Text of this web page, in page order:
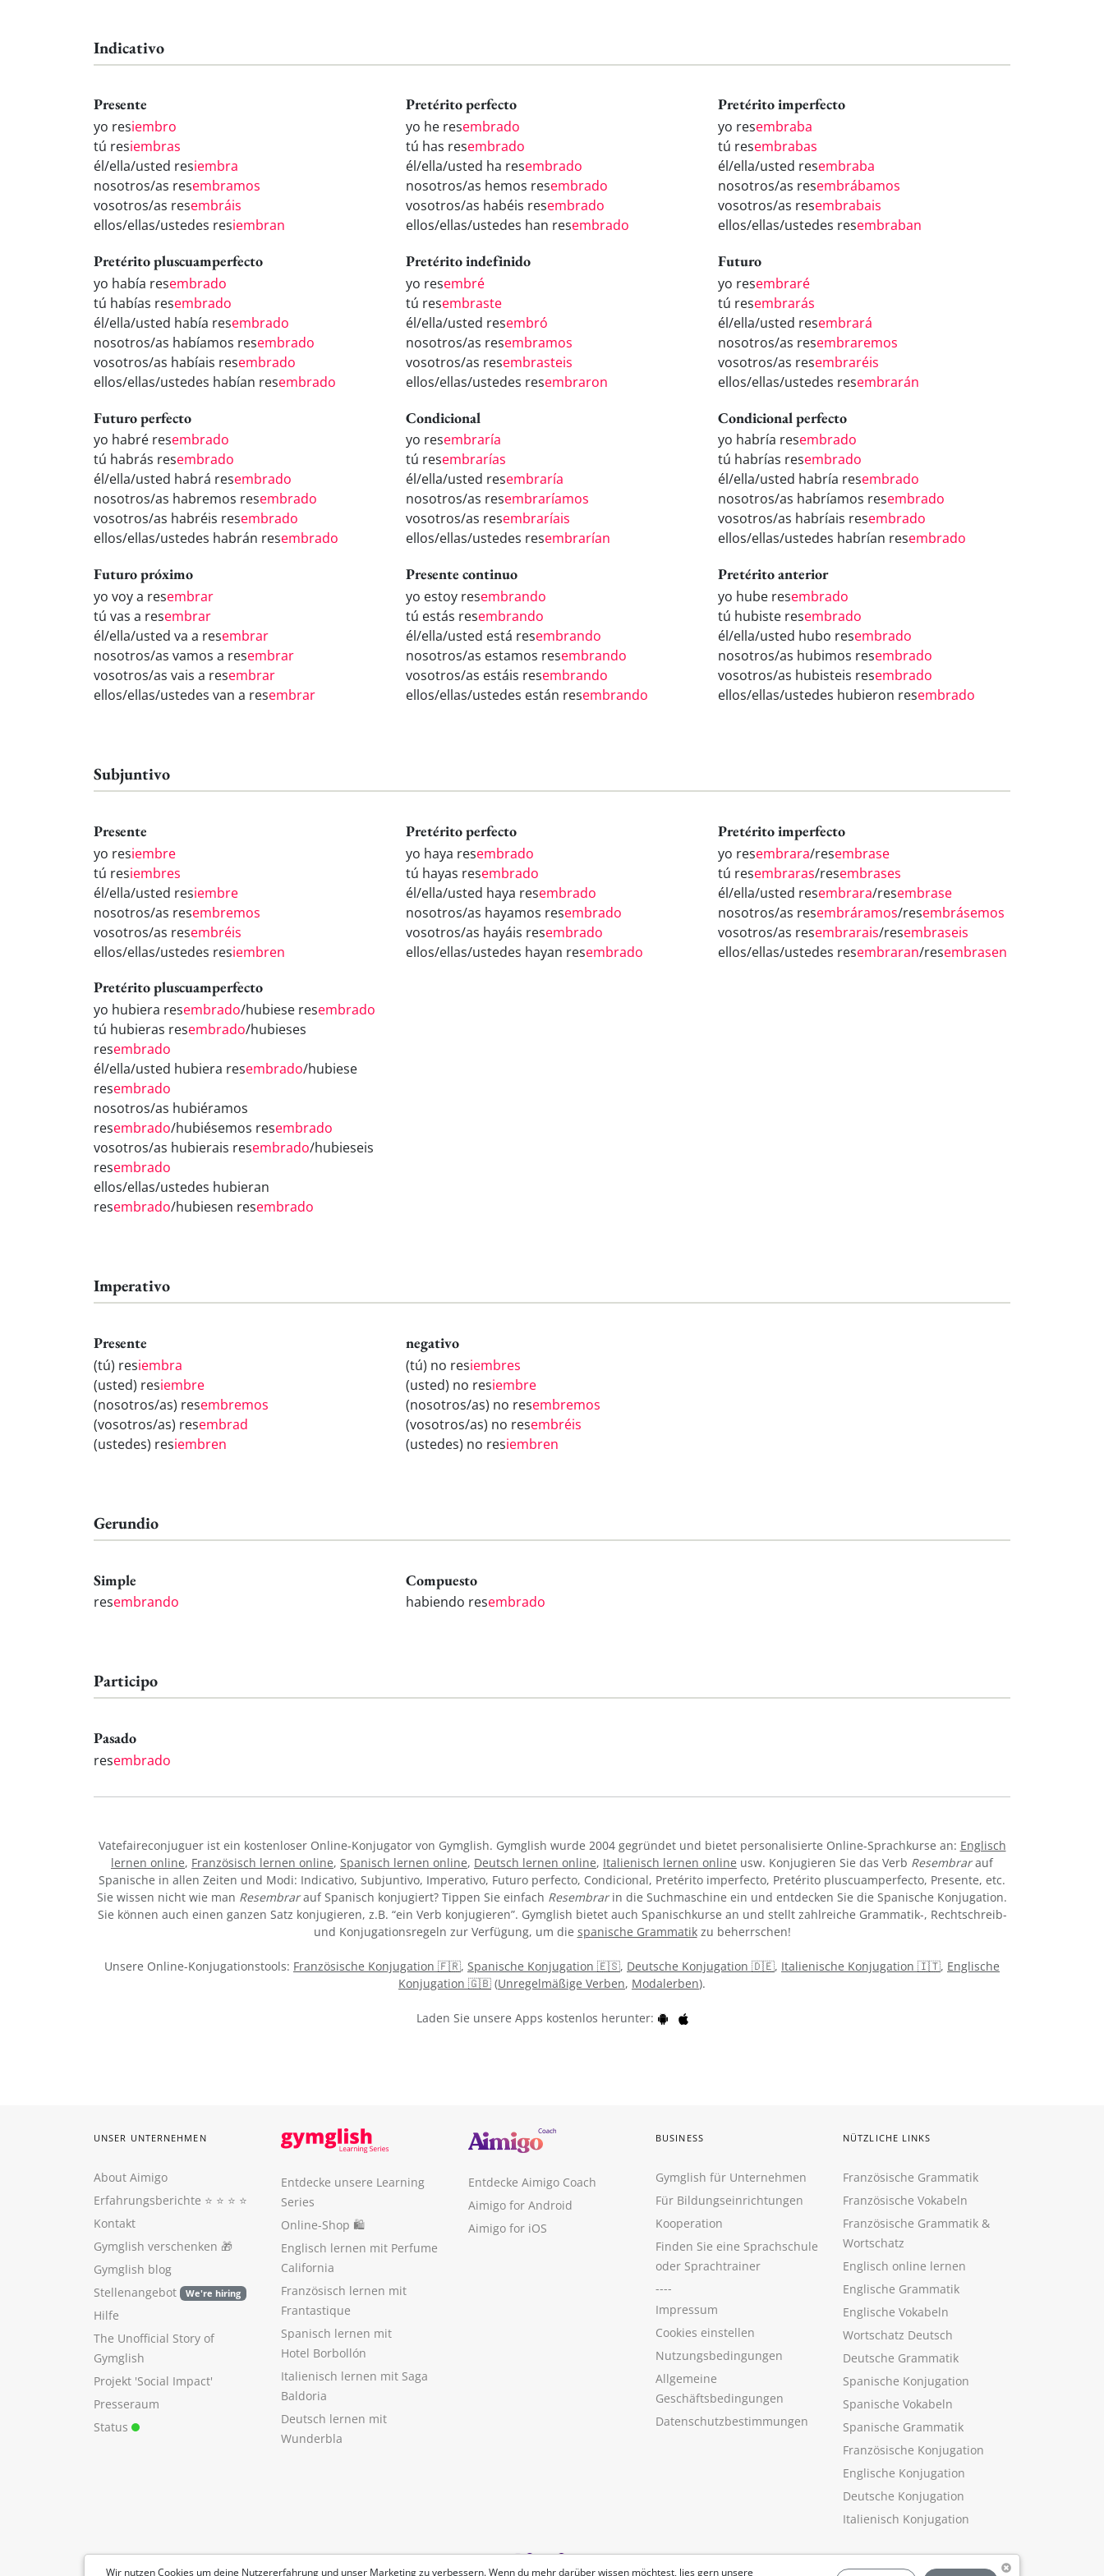
Indicativo
Presente
yo resiembro
tú resiembras
él/ella/usted resiembra
nosotros/as resembramos
vosotros/as resembráis
ellos/ellas/ustedes resiembran
Pretérito perfecto
yo he resembrado
tú has resembrado
él/ella/usted ha resembrado
nosotros/as hemos resembrado
vosotros/as habéis resembrado
ellos/ellas/ustedes han resembrado
Pretérito imperfecto
yo resembraba
tú resembrabas
él/ella/usted resembraba
nosotros/as resembrábamos
vosotros/as resembrabais
ellos/ellas/ustedes resembraban
Pretérito pluscuamperfecto
yo había resembrado
tú habías resembrado
él/ella/usted había resembrado
nosotros/as habíamos resembrado
vosotros/as habíais resembrado
ellos/ellas/ustedes habían resembrado
Pretérito indefinido
yo resembré
tú resembraste
él/ella/usted resembró
nosotros/as resembramos
vosotros/as resembrasteis
ellos/ellas/ustedes resembraron
Futuro
yo resembraré
tú resembrarás
él/ella/usted resembrará
nosotros/as resembraremos
vosotros/as resembraréis
ellos/ellas/ustedes resembrarán
Futuro perfecto
yo habré resembrado
tú habrás resembrado
él/ella/usted habrá resembrado
nosotros/as habremos resembrado
vosotros/as habréis resembrado
ellos/ellas/ustedes habrán resembrado
Condicional
yo resembraría
tú resembrarías
él/ella/usted resembraría
nosotros/as resembraríamos
vosotros/as resembraríais
ellos/ellas/ustedes resembrarían
Condicional perfecto
yo habría resembrado
tú habrías resembrado
él/ella/usted habría resembrado
nosotros/as habríamos resembrado
vosotros/as habríais resembrado
ellos/ellas/ustedes habrían resembrado
Futuro próximo
yo voy a resembrar
tú vas a resembrar
él/ella/usted va a resembrar
nosotros/as vamos a resembrar
vosotros/as vais a resembrar
ellos/ellas/ustedes van a resembrar
Presente continuo
yo estoy resembrando
tú estás resembrando
él/ella/usted está resembrando
nosotros/as estamos resembrando
vosotros/as estáis resembrando
ellos/ellas/ustedes están resembrando
Pretérito anterior
yo hube resembrado
tú hubiste resembrado
él/ella/usted hubo resembrado
nosotros/as hubimos resembrado
vosotros/as hubisteis resembrado
ellos/ellas/ustedes hubieron resembrado
Subjuntivo
Presente
yo resiembre
tú resiembres
él/ella/usted resiembre
nosotros/as resembremos
vosotros/as resembréis
ellos/ellas/ustedes resiembren
Pretérito perfecto
yo haya resembrado
tú hayas resembrado
él/ella/usted haya resembrado
nosotros/as hayamos resembrado
vosotros/as hayáis resembrado
ellos/ellas/ustedes hayan resembrado
Pretérito imperfecto
yo resembrara/resembrase
tú resembraras/resembrases
él/ella/usted resembrara/resembrase
nosotros/as resembráramos/resembrásemos
vosotros/as resembrarais/resembraseis
ellos/ellas/ustedes resembraran/resembrasen
Pretérito pluscuamperfecto
yo hubiera resembrado/hubiese resembrado
tú hubieras resembrado/hubieses
resembrado
él/ella/usted hubiera resembrado/hubiese
resembrado
nosotros/as hubiéramos
resembrado/hubiésemos resembrado
vosotros/as hubierais resembrado/hubieseis
resembrado
ellos/ellas/ustedes hubieran
resembrado/hubiesen resembrado
Imperativo
Presente
(tú) resiembra
(usted) resiembre
(nosotros/as) resembremos
(vosotros/as) resembrad
(ustedes) resiembren
negativo
(tú) no resiembres
(usted) no resiembre
(nosotros/as) no resembremos
(vosotros/as) no resembréis
(ustedes) no resiembren
Gerundio
Simple
resembrando
Compuesto
habiendo resembrado
Participo
Pasado
resembrado
Vatefaireconjuguer ist ein kostenloser Online-Konjugator von Gymglish. Gymglish wurde 2004 gegründet und bietet personalisierte Online-Sprachkurse an: Englisch
lernen online, Französisch lernen online, Spanisch lernen online, Deutsch lernen online, Italienisch lernen online usw. Konjugieren Sie das Verb Resembrarauf
Spanische in allen Zeiten und Modi: Indicativo, Subjuntivo, Imperativo, Futuro perfecto, Condicional, Pretérito imperfecto, Pretérito pluscuamperfecto, Presente, etc.
Sie wissen nicht wie man Resembrarauf Spanisch konjugiert? Tippen Sie einfach Resembrarin die Suchmaschine ein und entdecken Sie die Spanische Konjugation.
Sie können auch einen ganzen Satz konjugieren, z.B. “ein Verb konjugieren”. Gymglish bietet auch Spanischkurse an und stellt zahlreiche Grammatik-, Rechtschreib-
und Konjugationsregeln zur Verfügung, um die spanische Grammatikzu beherrschen!
Unsere Online-Konjugationstools: Französische Konjugation 🇫🇷, Spanische Konjugation 🇪🇸, Deutsche Konjugation 🇩🇪, Italienische Konjugation 🇮🇹, Englische
Konjugation 🇬🇧 (Unregelmäßige Verben, Modalerben).
Laden Sie unsere Apps kostenlos herunter:
Wir nutzen Cookies um deine Nutzererfahrung und unser Marketing zu verbessern. Wenn du mehr darüber wissen möchtest, lies gern unsere
UNSER UNTERNEHMEN
About Aimigo
Erfahrungsberichte ⭐️ ⭐️ ⭐️ ⭐️
Kontakt
Gymglish verschenken 🎁
Gymglish blog
Stellenangebot
We're hiring
Hilfe
The Unofficial Story of
Gymglish
Projekt 'Social Impact'
Presseraum
Status
Entdecke unsere Learning
Series
Online-Shop 🛍
Englisch lernen mit Perfume
California
Französisch lernen mit
Frantastique
Spanisch lernen mit
Hotel Borbollón
Italienisch lernen mit Saga
Baldoria
Deutsch lernen mit
Wunderbla
Entdecke Aimigo Coach
Aimigo for Android
Aimigo for iOS
BUSINESS
Gymglish für Unternehmen
Für Bildungseinrichtungen
Kooperation
Finden Sie eine Sprachschule
oder Sprachtrainer
----
Impressum
Cookies einstellen
Nutzungsbedingungen
Allgemeine
Geschäftsbedingungen
Datenschutzbestimmungen
NÜTZLICHE LINKS
Französische Grammatik
Französische Vokabeln
Französische Grammatik &
Wortschatz
Englisch online lernen
Englische Grammatik
Englische Vokabeln
Wortschatz Deutsch
Deutsche Grammatik
Spanische Konjugation
Spanische Vokabeln
Spanische Grammatik
Französische Konjugation
Englische Konjugation
Deutsche Konjugation
Italienisch Konjugation